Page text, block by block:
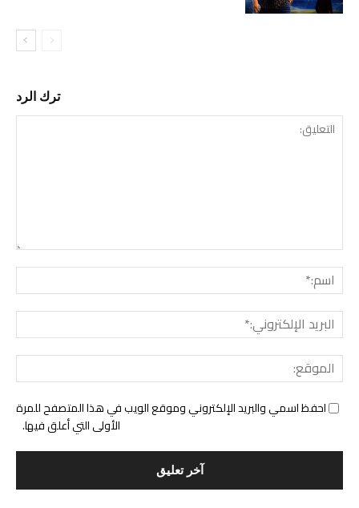
ترك الرد
احفظ اسمي والبريد الإلكتروني وموقع الويب في هذا المتصفح للمرة
الأولى التي أعلق فيها.